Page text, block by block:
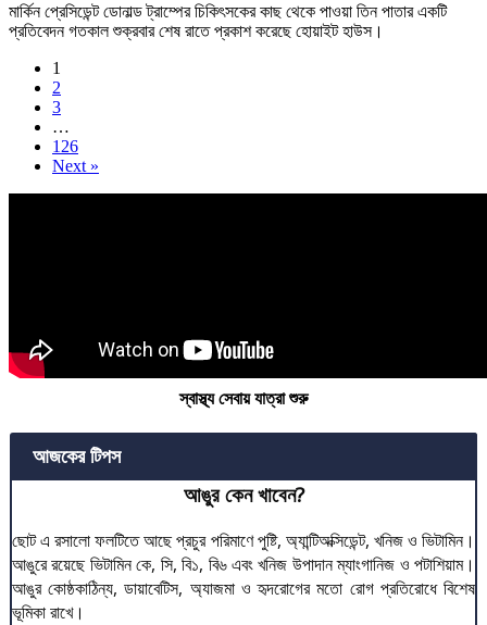
মার্কিন প্রেসিডেন্ট ডোনাল্ড ট্রাম্পের চিকিৎসকের কাছ থেকে পাওয়া তিন পাতার একটি
প্রতিবেদন গতকাল শুক্রবার শেষ রাতে প্রকাশ করেছে হোয়াইট হাউস।
1
2
3
…
126
Next »
স্বাস্থ্য সেবায় যাত্রা শুরু
আজকের টিপস
আঙুর কেন খাবেন?
ছোট এ রসালো ফলটিতে আছে প্রচুর পরিমাণে পুষ্টি, অ্যান্টিঅক্সিডেন্ট, খনিজ ও ভিটামিন।
আঙুরে রয়েছে ভিটামিন কে, সি, বি১, বি৬ এবং খনিজ উপাদান ম্যাংগানিজ ও পটাশিয়াম।
আঙুর কোষ্ঠকাঠিন্য, ডায়াবেটিস, অ্যাজমা ও হৃদরোগের মতো রোগ প্রতিরোধে বিশেষ
ভূমিকা রাখে।